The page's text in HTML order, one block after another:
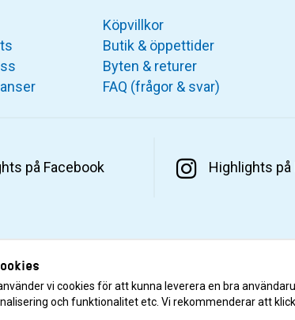
Köpvillkor
Butik & öppettider
Byten & returer
FAQ (frågor & svar)
på Facebook Highlights
KR Distribution AB.
vi cookies för att kunna leverera en bra
och funktionalitet etc. Vi rekommenderar att